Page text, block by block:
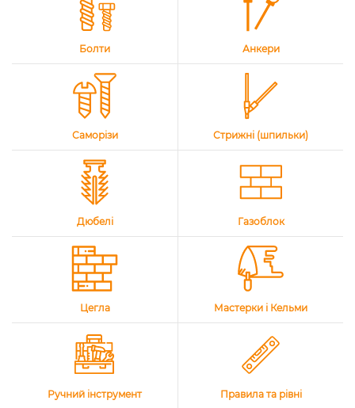
Болти Анкери
Саморізи Стрижні (шпильки)
Дюбелі Газоблок
Цегла Мастерки і Кельми
Ручний інструмент Правила та рівні